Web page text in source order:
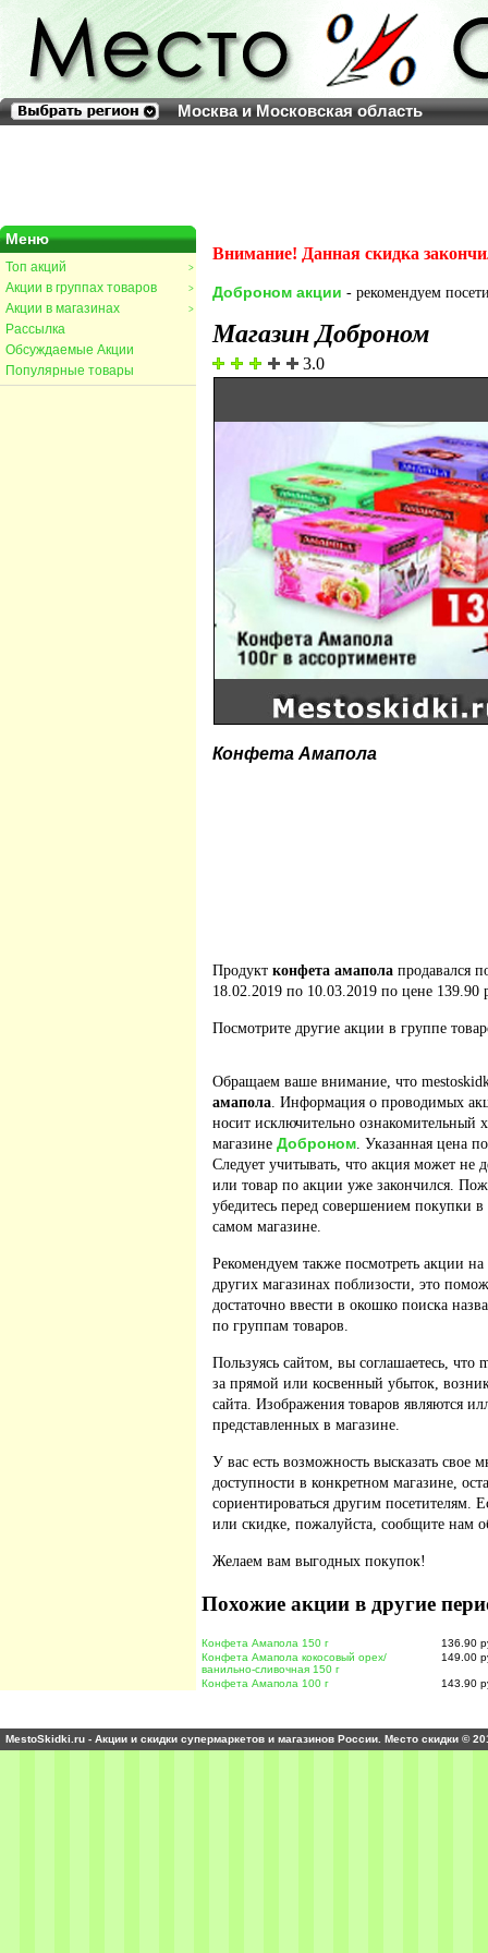
Москва и Московская область
Меню
>
Топ акций
>
Акции в группах товаров
>
Акции в магазинах
Рассылка
Обсуждаемые Акции
Популярные товары
Внимание! Данная скидка
Доброном акции - рекомендуем
Магазин Доброном
3.0
Конфета Амапола
Продукт конфета амапола продавался
18.02.2019 по 10.03.2019 по цене 139.90
Посмотрите другие акции в группе
Обращаем ваше внимание, что
амапола. Информация о проводимых
носит исключительно ознакомительный
магазине Доброном. Указанная цена
Следует учитывать, что акция может не
или товар по акции уже закончился.
убедитесь перед совершением покупки
самом магазине.
Рекомендуем также посмотреть акции
других магазинах поблизости, это
достаточно ввести в окошко поиска
по группам товаров.
Пользуясь сайтом, вы соглашаетесь, что
за прямой или косвенный убыток,
сайта. Изображения товаров являются
представленных в магазине.
У вас есть возможность высказать свое
доступности в конкретном магазине,
сориентироваться другим
или скидке, пожалуйста, сообщите нам
Желаем вам выгодных покупок!
Похожие акции в другие
Конфета Амапола 150 г
136.90
Конфета Амапола кокосовый орех/
ванильно-сливочная 150 г
149.00
Конфета Амапола 100 г 143.90
MestoSkidki.ru - Акции и скидки супермаркетов и магазинов России. Место скидки ©